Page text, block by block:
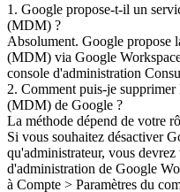
1. Google propose-t-il un
(MDM) ?
Absolument. Google propose
(MDM) via Google
console d'administration
2. Comment puis-je
(MDM) de Google ?
La méthode dépend de votre
Si vous souhaitez désactiver
qu'administrateur, vous
d'administration de Google
à Compte > Paramètres du